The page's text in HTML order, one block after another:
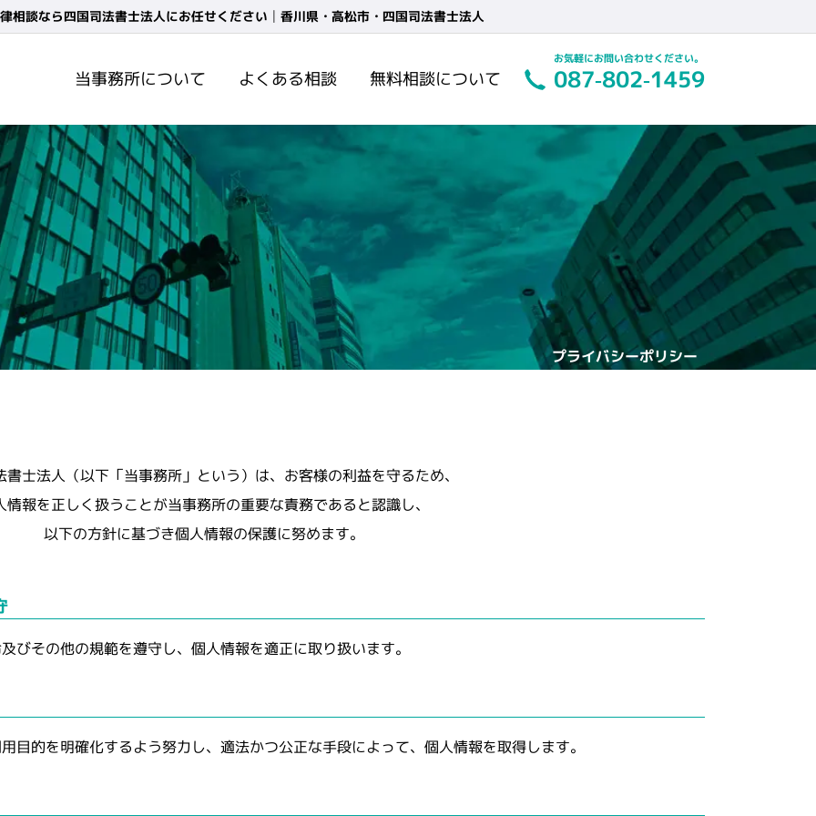
相談なら四国司法書士法人にお任せください│香川県・高松市・四国司法書士法人
087-802-1459
当事務所について よくある相談 無料相談について
プライバシーポリシー
書士法人（以下「当事務所」という）は、お客様の利益を守るため、
情報を正しく扱うことが当事務所の重要な責務であると認識し、
以下の方針に基づき個人情報の保護に努めます。
びその他の規範を遵守し、個人情報を適正に取り扱います。
目的を明確化するよう努力し、適法かつ公正な手段によって、個人情報を取得します。